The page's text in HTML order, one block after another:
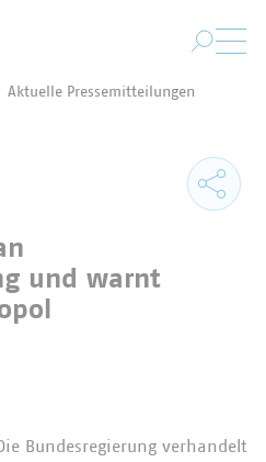
Aktuelle Pressemitteilungen
und warnt
Die Bundesregierung verhandelt